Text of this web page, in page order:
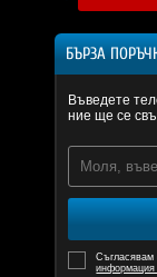
БЪРЗА
Въведете
ние ще се
информация